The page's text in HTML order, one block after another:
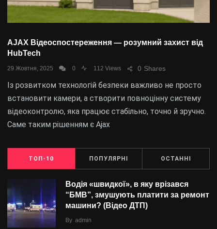
AJAX Відеоспостереження — розумний захист від
HubTech
29 Жовтня, 2025 0 112 Views Shares
0
Із розвитком технологій безпеки важливо не просто
встановити камери, а створити повноцінну систему
відеоконтролю, яка працює стабільно, точно й зручно.
Саме таким рішенням є Ajax
ТОП-10 ПОПУЛЯРНІ ОСТАННІ
Водія «швидкої», в яку врізався
“БMВ”, змушують платити за ремонт
машини? (Відео ДТП)
By admin